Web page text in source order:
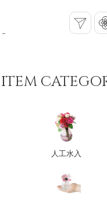
ITEM
人工水入